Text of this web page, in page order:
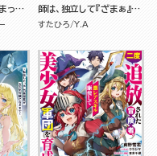
った
いす
師は、独立して『ざまぁ』し
ます(3)
すたひろ Y.A